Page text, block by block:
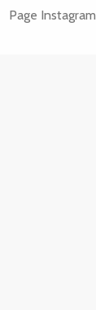
Page Instagram